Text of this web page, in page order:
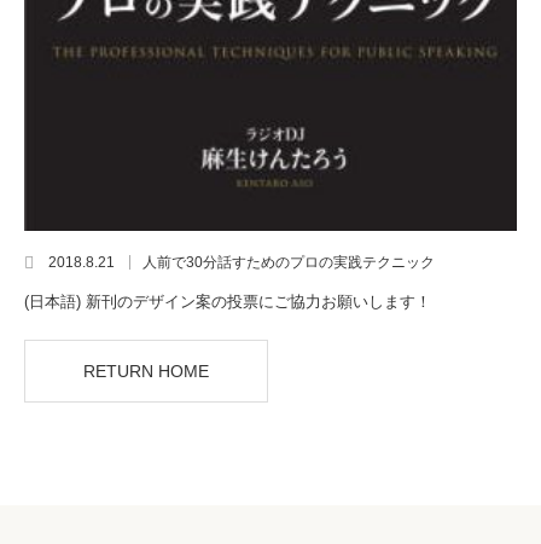
2018.8.21 人前で30分話すためのプロの実践テクニック
(日本語) 新刊のデザイン案の投票にご協力お願いします！
RETURN HOME